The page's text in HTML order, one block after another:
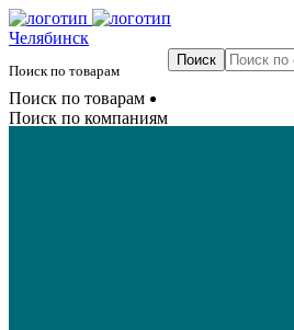
Челябинск
Поиск по товарам
Поиск по товарам
Поиск по компаниям